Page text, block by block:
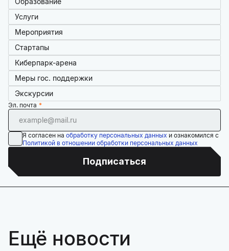
Услуги
Мероприятия
Стартапы
Киберпарк-арена
Меры гос. поддержки
Экскурсии
Эл. почта
Я согласен на обработку персональных данных и ознакомился с
Политикой в отношении обработки персональных данных
Подписаться
Ещё новости